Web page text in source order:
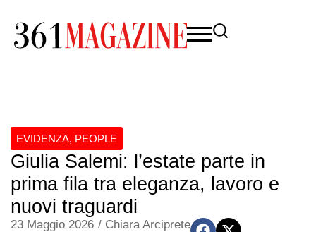
EVIDENZA, PEOPLE
Giulia Salemi: l’estate parte in
prima fila tra eleganza, lavoro e
nuovi traguardi
23 Maggio 2026 / Chiara Arciprete